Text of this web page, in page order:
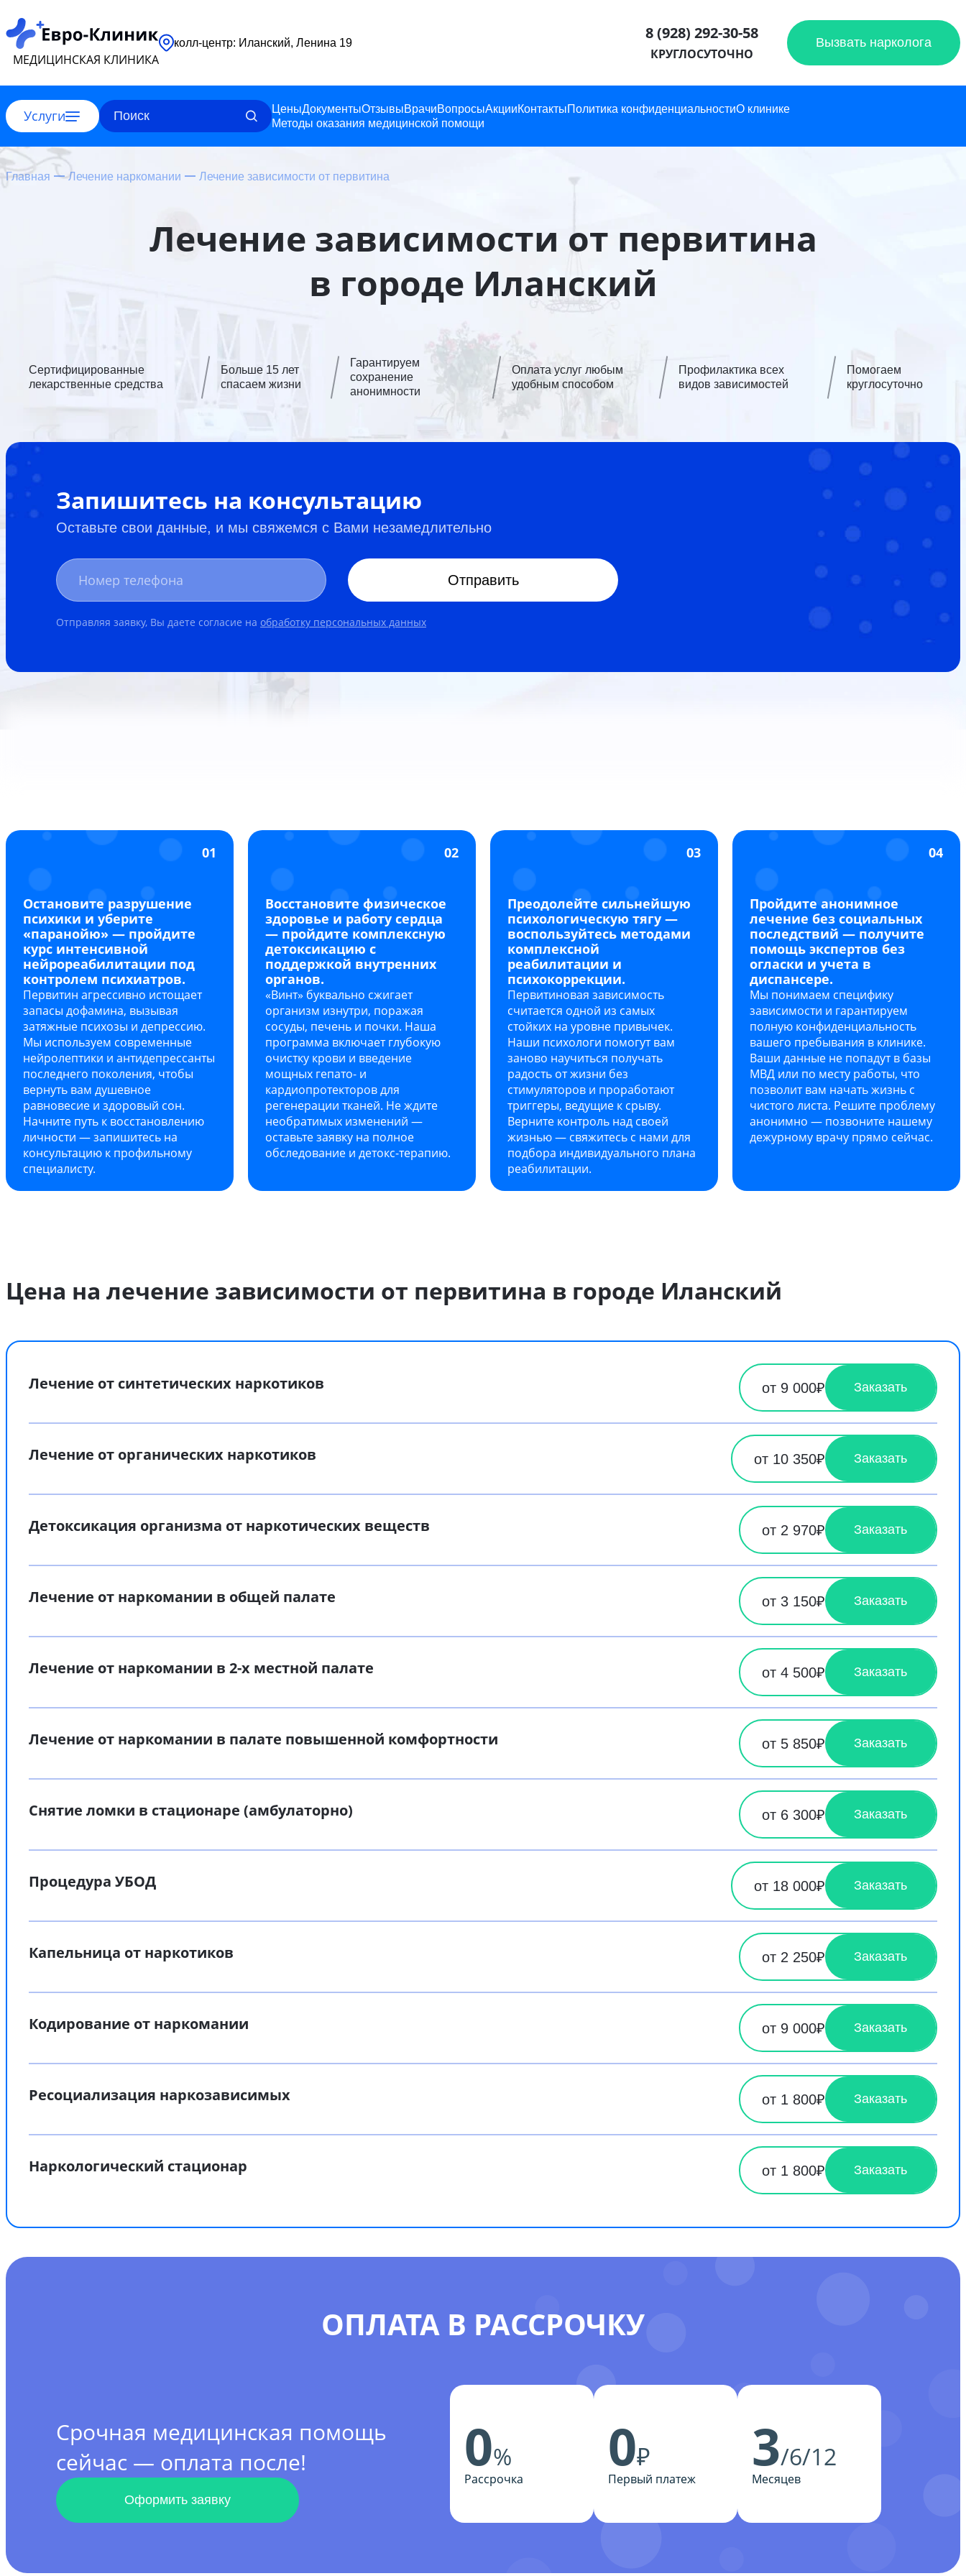
МЕДИЦИНСКАЯ КЛИНИКА
колл-центр: Иланский, Ленина 19 8 (928) 292-30-58
КРУГЛОСУТОЧНО
Вызвать нарколога
Услуги ЦеныДокументыОтзывыВрачиВопросыАкцииКонтактыПолитика конфиденциальностиО клинике
Методы оказания медицинской помощи
Главная Лечение наркомании Лечение зависимости от первитина
Лечение зависимости от первитина
в городе Иланский
Сертифицированные
лекарственные средства
Больше 15 лет
спасаем жизни
Гарантируем
сохранение
анонимности
Оплата услуг любым
удобным способом
Профилактика всех
видов зависимостей
Помогаем
круглосуточно
Запишитесь на консультацию
Оставьте свои данные, и мы свяжемся с Вами незамедлительно
Отправить
Отправляя заявку, Вы даете согласие на обработку персональных данных
01
Остановите разрушение
психики и уберите
«паранойю» — пройдите
курс интенсивной
нейрореабилитации под
контролем психиатров.
Первитин агрессивно истощает
запасы дофамина, вызывая
затяжные психозы и депрессию.
Мы используем современные
нейролептики и антидепрессанты
последнего поколения, чтобы
вернуть вам душевное
равновесие и здоровый сон.
Начните путь к восстановлению
личности — запишитесь на
консультацию к профильному
специалисту.
02
Восстановите физическое
здоровье и работу сердца
— пройдите комплексную
детоксикацию с
поддержкой внутренних
органов.
«Винт» буквально сжигает
организм изнутри, поражая
сосуды, печень и почки. Наша
программа включает глубокую
очистку крови и введение
мощных гепато- и
кардиопротекторов для
регенерации тканей. Не ждите
необратимых изменений —
оставьте заявку на полное
обследование и детокс-терапию.
03
Преодолейте сильнейшую
психологическую тягу —
воспользуйтесь методами
комплексной
реабилитации и
психокоррекции.
Первитиновая зависимость
считается одной из самых
стойких на уровне привычек.
Наши психологи помогут вам
заново научиться получать
радость от жизни без
стимуляторов и проработают
триггеры, ведущие к срыву.
Верните контроль над своей
жизнью — свяжитесь с нами для
подбора индивидуального плана
реабилитации.
04
Пройдите анонимное
лечение без социальных
последствий — получите
помощь экспертов без
огласки и учета в
диспансере.
Мы понимаем специфику
зависимости и гарантируем
полную конфиденциальность
вашего пребывания в клинике.
Ваши данные не попадут в базы
МВД или по месту работы, что
позволит вам начать жизнь с
чистого листа. Решите проблему
анонимно — позвоните нашему
дежурному врачу прямо сейчас.
Цена на лечение зависимости от первитина в городе Иланский
Лечение от синтетических наркотиков от 9 000₽ Заказать
Лечение от органических наркотиков от 10 350₽ Заказать
Детоксикация организма от наркотических веществ от 2 970₽ Заказать
Лечение от наркомании в общей палате от 3 150₽ Заказать
Лечение от наркомании в 2-х местной палате от 4 500₽ Заказать
Лечение от наркомании в палате повышенной комфортности от 5 850₽ Заказать
Снятие ломки в стационаре (амбулаторно) от 6 300₽ Заказать
Процедура УБОД от 18 000₽ Заказать
Капельница от наркотиков от 2 250₽ Заказать
Кодирование от наркомании от 9 000₽ Заказать
Ресоциализация наркозависимых от 1 800₽ Заказать
Наркологический стационар от 1 800₽ Заказать
ОПЛАТА В РАССРОЧКУ
Срочная медицинская помощь
сейчас — оплата после!
0%
Рассрочка 0₽
Первый платеж 3/6/12
Месяцев
Оформить заявку